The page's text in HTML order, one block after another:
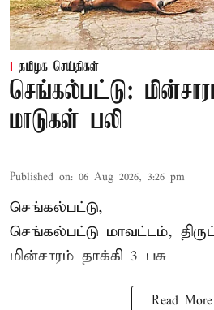
தமிழக செய்திகள்
செங்கல்பட்டு:
மாடுகள் பலி
Published on: 06 Aug 2026, 3:26 pm
செங்கல்பட்டு,
செங்கல்பட்டு மாவட்டம்,
மின்சாரம் தாக்கி 3 பசு
Read More